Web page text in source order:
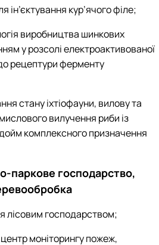
ін’єктування кур’ячого філе;
виробництва шинкових
у розсолі електроактивованої
рецептури ферменту
стану іхтіофауни, вилову та
вилучення риби із
комплексного призначення
паркове господарство,
лісовим господарством;
моніторингу пожеж,